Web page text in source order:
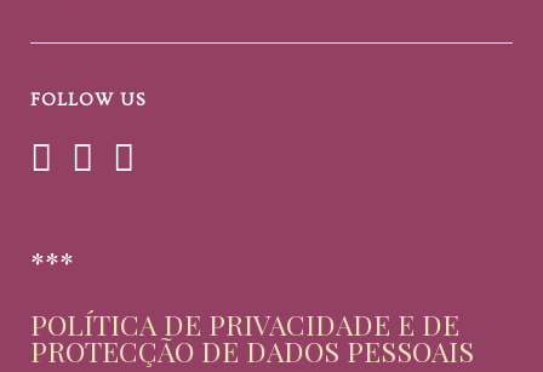
FOLLOW US
***
POLÍTICA DE PRIVACIDADE E DE
PROTECÇÃO DE DADOS PESSOAIS